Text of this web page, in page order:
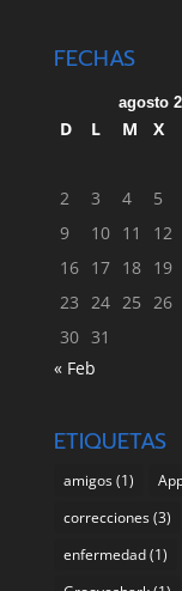
FECHAS
agosto
D L M X
2
3 4 5
9
10 11 12
16 17 18 19
23
24 25 26
30 31
« Feb
ETIQUETAS
amigos(1)
correcciones(3)
enfermedad(1)